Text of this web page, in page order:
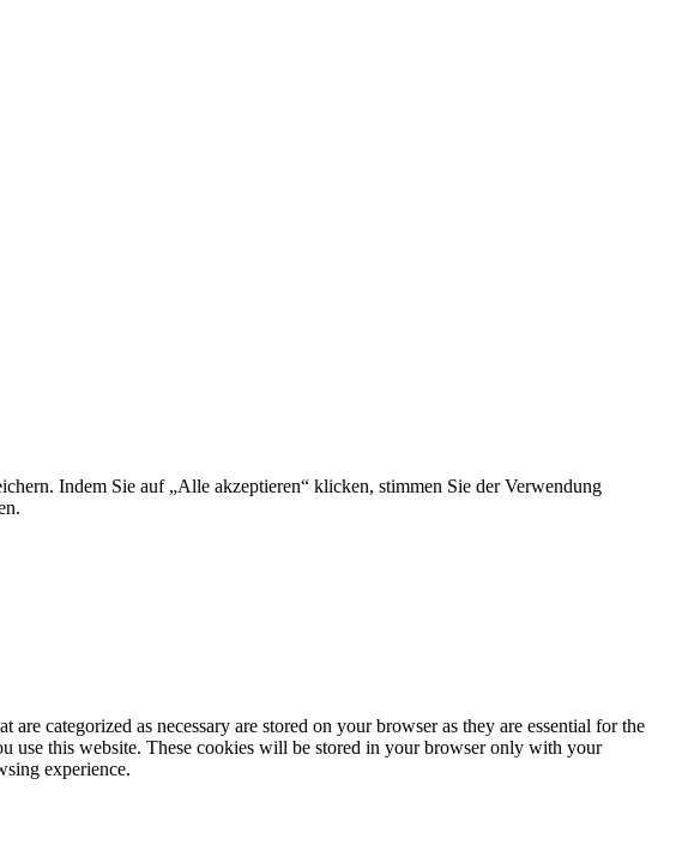
Indem Sie auf „Alle akzeptieren“ klicken, stimmen Sie der Verwendung
categorized as necessary are stored on your browser as they are essential for the
use this website. These cookies will be stored in your browser only with your
experience.